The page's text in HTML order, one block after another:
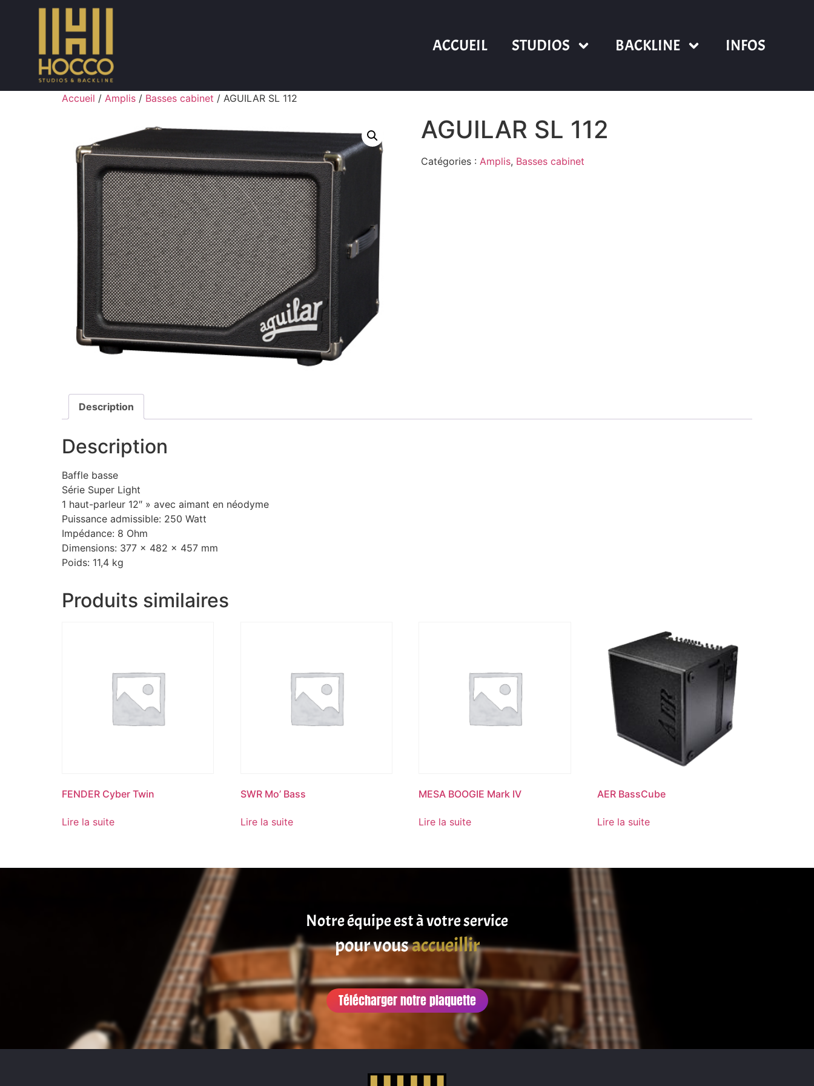
ACCUEIL STUDIOS BACKLINE INFOS
Accueil / Amplis / Basses cabinet / AGUILAR SL 112
AGUILAR SL 112
Catégories : Amplis, Basses cabinet
Description
Description
Baffle basse
Série Super Light
1 haut-parleur 12″ » avec aimant en néodyme
Puissance admissible: 250 Watt
Impédance: 8 Ohm
Dimensions: 377 x 482 x 457 mm
Poids: 11,4 kg
Produits similaires
FENDER Cyber Twin
Lire la suite
SWR Mo’ Bass
Lire la suite
MESA BOOGIE Mark IV
Lire la suite
AER BassCube
Lire la suite
Notre équipe est à votre service
pour vous
accueillir
satisfaire
Télécharger notre plaquette